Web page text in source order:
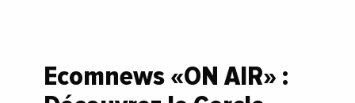
Ecomnews «ON AIR» :